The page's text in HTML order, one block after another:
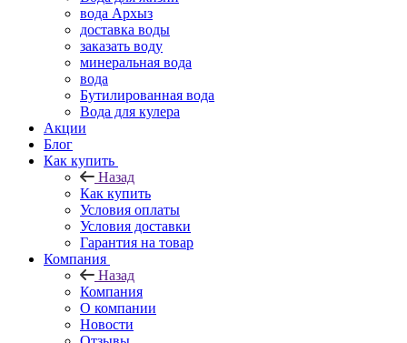
вода Архыз
доставка воды
заказать воду
минеральная вода
вода
Бутилированная вода
Вода для кулера
Акции
Блог
Как купить
Назад
Как купить
Условия оплаты
Условия доставки
Гарантия на товар
Компания
Назад
Компания
О компании
Новости